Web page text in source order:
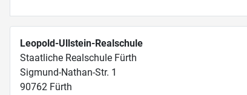
Leopold-Ullstein-Realschule
Staatliche Realschule Fürth
Sigmund-Nathan-Str. 1
90762 Fürth